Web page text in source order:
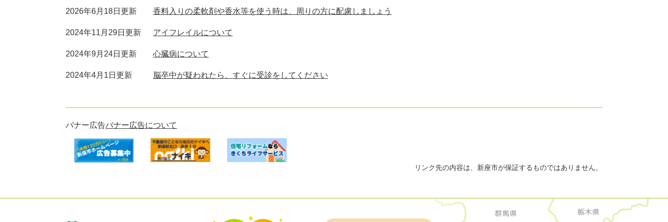
2026年6月18日更新 香料入りの柔軟剤や香水等を使う時は、周りの方に配慮しましょう
2024年11月29日更新 アイフレイルについて
2024年9月24日更新 心臓病について
2024年4月1日更新 脳卒中が疑われたら、すぐに受診をしてください
バナー広告バナー広告について
リンク先の内容は、新座市が保証するものではありません。